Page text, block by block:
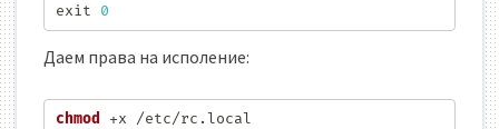
exit
0
Даем права на исполение:
chmod +x /etc/rc.local